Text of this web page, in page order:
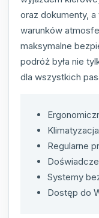
oraz dokumenty,
warunków
maksymalne
podróż była nie
dla wszystkich
Regularne
Systemy
Dostęp do